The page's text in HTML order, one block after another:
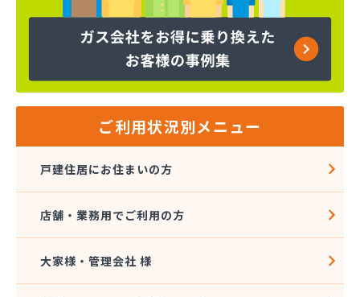
株式会社玉名商会
株式会社九州エネルギー協同管理
株式会社九州高圧容器検査所
株式会社熊本石油玉名充填所
株式会社古屋産業
株式会社城南ガス
株式会社人吉石油 本社・ガス部・人吉西給油所
株式会社翠松園G.G
ご利用状況別メニュー
戸建住居にお住まいの方
店舗・業務用でご利用の方
大家様・管理会社 様